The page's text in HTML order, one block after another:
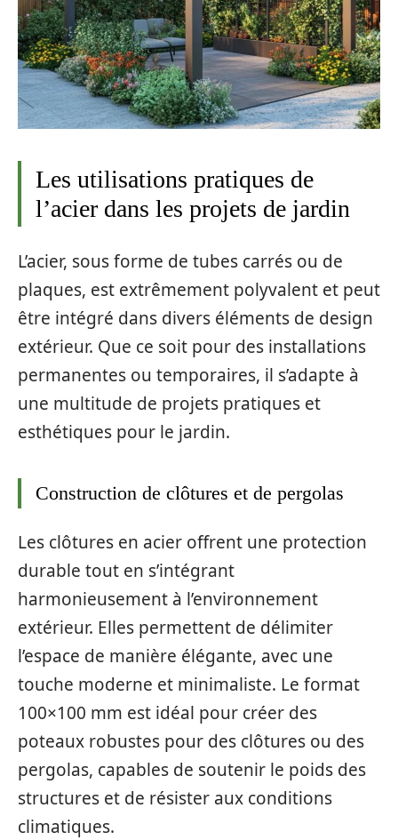
Les utilisations pratiques de
l’acier dans les projets de jardin
L’acier, sous forme de tubes carrés ou de
plaques, est extrêmement polyvalent et peut
être intégré dans divers éléments de design
extérieur. Que ce soit pour des installations
permanentes ou temporaires, il s’adapte à
une multitude de projets pratiques et
esthétiques pour le jardin.
Construction de clôtures et de pergolas
Les clôtures en acier offrent une protection
durable tout en s’intégrant
harmonieusement à l’environnement
extérieur. Elles permettent de délimiter
l’espace de manière élégante, avec une
touche moderne et minimaliste. Le format
100×100 mm est idéal pour créer des
poteaux robustes pour des clôtures ou des
pergolas, capables de soutenir le poids des
structures et de résister aux conditions
climatiques.